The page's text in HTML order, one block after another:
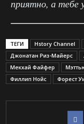
приятно, а тебе
ТЕГИ Hstory Channel
Джонатан Риз-Майерс
Мекхай Файфер
Филлип Нойс
Форест